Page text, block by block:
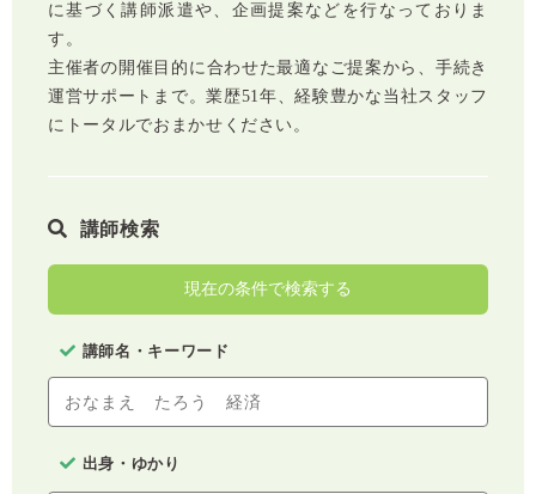
に基づく講師派遣や、企画提案などを行なっておりま
す。
主催者の開催目的に合わせた最適なご提案から、手続き
運営サポートまで。業歴51年、経験豊かな当社スタッフ
にトータルでおまかせください。
講師検索
現在の条件で検索する
講師名・キーワード
出身・ゆかり